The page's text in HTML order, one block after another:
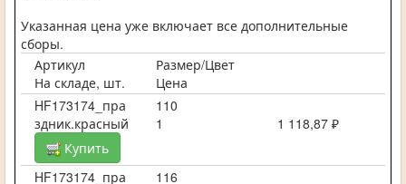
Указанная цена уже включает все дополнительные
сборы.
Артикул
Размер/Цвет
На складе, шт.
Цена
HF173174_пра
здник.красный
110
1
1 118,87 ₽
Купить
HF173174_пра
116